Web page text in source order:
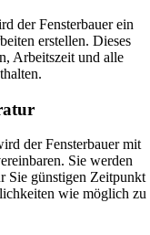
der Fensterbauer ein
erstellen. Dieses
Arbeitszeit und alle
der Fensterbauer mit
Sie werden
Sie günstigen Zeitpunkt
wie möglich zu